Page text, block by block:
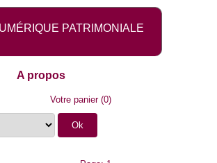
PATRIMONIALE
A propos
Votre panier(0)